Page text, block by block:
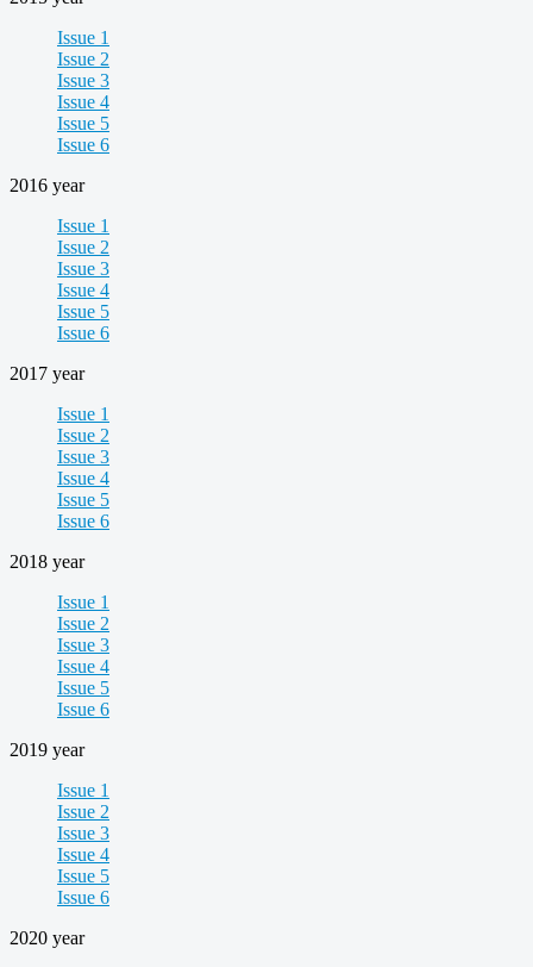
Issue 1
Issue 2
Issue 3
Issue 4
Issue 5
Issue 6
2016 year
Issue 1
Issue 2
Issue 3
Issue 4
Issue 5
Issue 6
2017 year
Issue 1
Issue 2
Issue 3
Issue 4
Issue 5
Issue 6
2018 year
Issue 1
Issue 2
Issue 3
Issue 4
Issue 5
Issue 6
2019 year
Issue 1
Issue 2
Issue 3
Issue 4
Issue 5
Issue 6
2020 year